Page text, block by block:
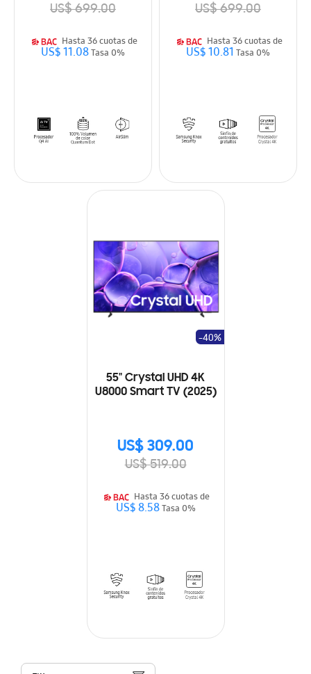
US$ 699.00
Hasta 36 cuotas de
US$ 11.08Tasa 0%
US$ 699.00
Hasta 36 cuotas de
US$ 10.81 Tasa 0%
55" Crystal UHD 4K
U8000 Smart TV (2025)
US$ 309.00
US$ 519.00
-40%
Hasta 36 cuotas de
US$ 8.58Tasa 0%